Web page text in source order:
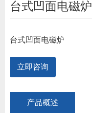
台式凹面电磁炉
台式凹面电磁炉
立即咨询
产品概述